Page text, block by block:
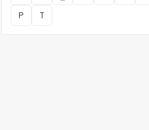
P T